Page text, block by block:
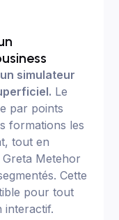
simulateur
Le
par points
formations les
tout en
Metehor
Cette
pour tout
interactif.